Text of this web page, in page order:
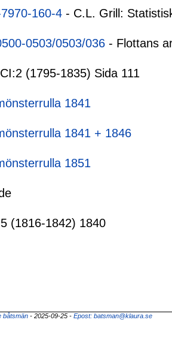
160-4 - C.L. Grill:
0503/0503/036 - Flottans
(1795-1835) Sida 111
1841
1841 + 1846
1851
(1816-1842) 1840
båtsmän - 2025-09-25 - Epost: batsman@klaura.se